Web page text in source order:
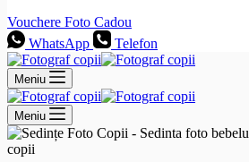
Vouchere Foto Cadou
WhatsApp
Telefon
Meniu
Meniu